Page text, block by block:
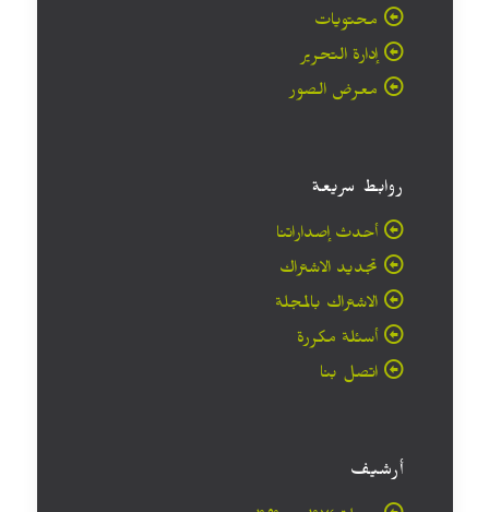
محتويات
إدارة التحرير
معرض الصور
روابط سريعة
أحدث إصداراتنا
تجديد الاشتراك
الاشتراك بالمجلة
أسئلة مكررة
اتصل بنا
أرشيف